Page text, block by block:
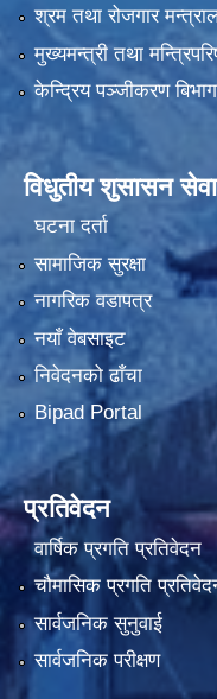
श्रम तथा रोजगार
मुख्यमन्त्री तथा
केन्द्रिय पञ्जीकरण बिभाग
विधुतीय शुसासन सेवा
घटना दर्ता
सामाजिक सुरक्षा
नागरिक वडापत्र
नयाँ वेबसाइट
निवेदनको ढाँचा
Bipad Portal
प्रतिवेदन
वार्षिक प्रगति प्रतिवेदन
चौमासिक प्रगति
सार्वजनिक सुनुवाई
सार्वजनिक परीक्षण